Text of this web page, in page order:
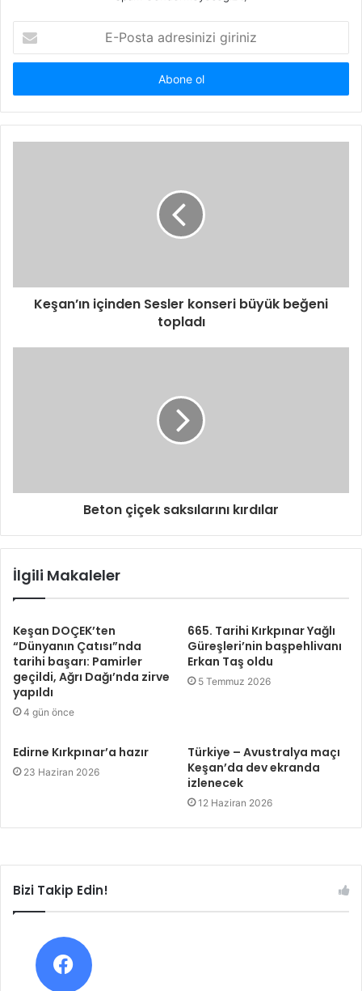
Posta
adresinizi
Keşan’ın içinden Sesler konseri büyük beğeni
topladı
Beton çiçek saksılarını kırdılar
İlgili Makaleler
Keşan DOÇEK’ten
“Dünyanın Çatısı”nda
tarihi başarı: Pamirler
geçildi, Ağrı Dağı’nda zirve
yapıldı
4 gün önce
665. Tarihi Kırkpınar Yağlı
Güreşleri’nin başpehlivanı
Erkan Taş oldu
5 Temmuz 2026
Edirne Kırkpınar’a hazır
23 Haziran 2026
Türkiye – Avustralya maçı
Keşan’da dev ekranda
izlenecek
12 Haziran 2026
Bizi Takip Edin!